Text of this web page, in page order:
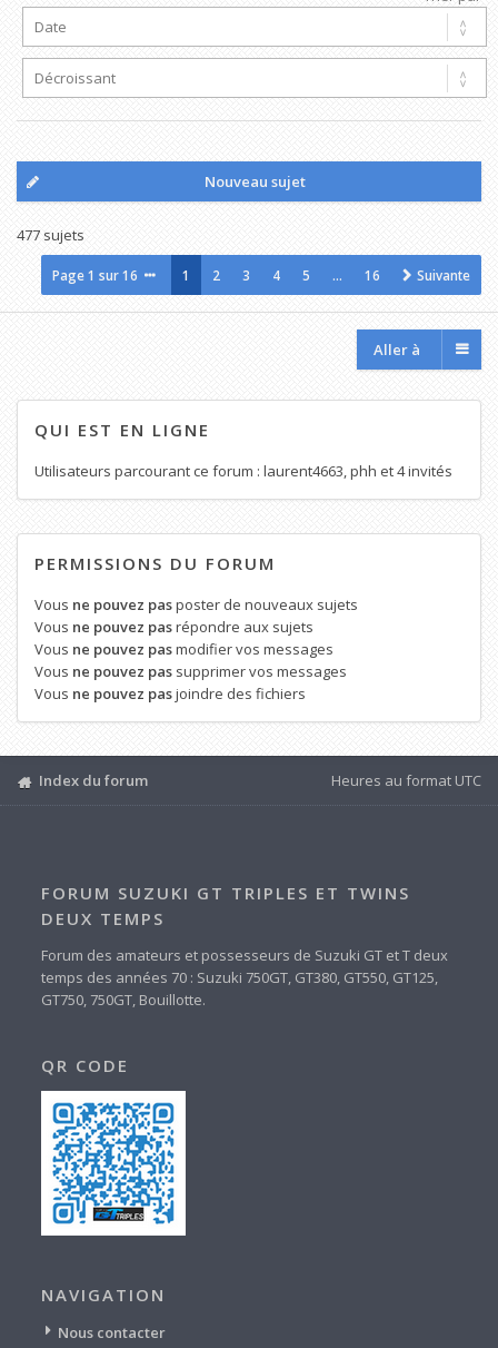
Nouveau sujet
477 sujets
Page1 sur16 1 2 3 4 5 … 16 Suivante
Aller à
QUI EST EN LIGNE
Utilisateurs parcourant ce forum : laurent4663,phh et 4 invités
PERMISSIONS DU FORUM
Vous ne pouvez pasposter de nouveaux sujets
Vous ne pouvez pasrépondre aux sujets
Vous ne pouvez pasmodifier vos messages
Vous ne pouvez pas supprimer vos messages
Vous ne pouvez pasjoindre des fichiers
Index du forum Heures au format UTC
FORUM SUZUKI GT TRIPLES ET TWINS
DEUX TEMPS
Forum des amateurs et possesseurs de Suzuki GT et T deux
temps des années 70 : Suzuki 750GT, GT380, GT550, GT125,
GT750, 750GT, Bouillotte.
QR CODE
NAVIGATION
Nous contacter